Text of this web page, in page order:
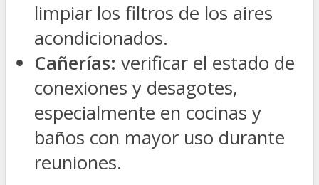
limpiar los filtros de los aires
acondicionados.
Cañerías: verificar el estado de
conexiones y desagotes,
especialmente en cocinas y
baños con mayor uso durante
reuniones.